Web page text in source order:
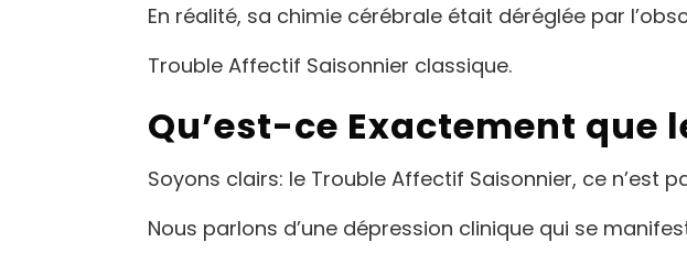
En réalité, sa chimie cérébrale était déréglée par
Trouble Affectif Saisonnier classique.
Qu’est-ce Exactement que
Soyons clairs: le Trouble Affectif Saisonnier, ce n’est
Nous parlons d’une dépression clinique qui se